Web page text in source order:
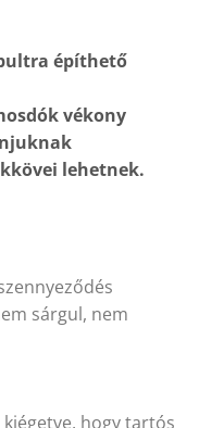
építhető
vékony
lehetnek.
sárgul, nem
kiégetve, hogy tartós